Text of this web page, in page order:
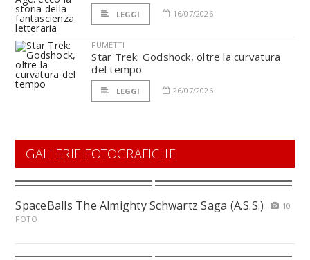
LEGGI 16/07/2026
FUMETTI
Star Trek: Godshock, oltre la curvatura
del tempo
LEGGI 26/07/2026
GALLERIE FOTOGRAFICHE
SpaceBalls The Almighty Schwartz Saga (A.S.S.)
10
FOTO